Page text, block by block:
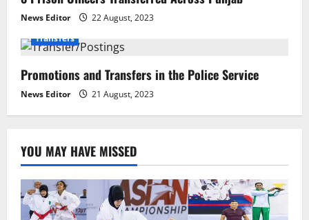
i
o
n
News Editor
22 August, 2023
Transfers
Promotions and Transfers in the Police Service
News Editor 21 August, 2023
YOU MAY HAVE MISSED